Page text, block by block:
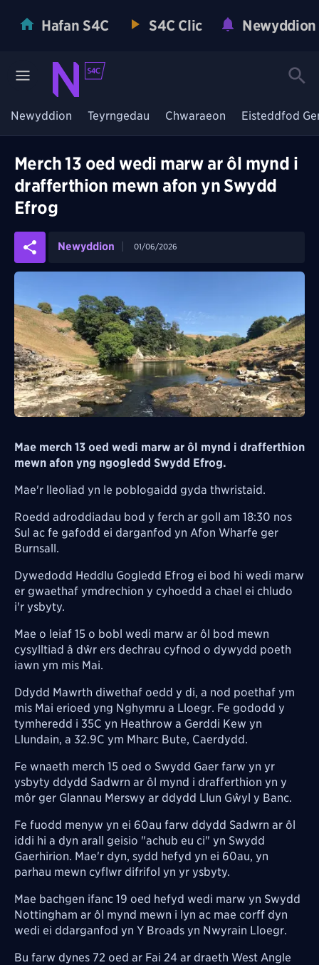
Hafan S4C S4C Clic Newyddion
Newyddion Teyrngedau Chwaraeon Eisteddfod
Merch 13 oed wedi marw ar ôl mynd i
drafferthion mewn afon yn Swydd
Efrog
Newyddion 01/06/2026
Mae merch 13 oed wedi marw ar ôl mynd i drafferthion
mewn afon yng ngogledd Swydd Efrog.
Mae'r lleoliad yn le poblogaidd gyda thwristaid.
Roedd adroddiadau bod y ferch ar goll am 18:30 nos
Sul ac fe gafodd ei darganfod yn Afon Wharfe ger
Burnsall.
Dywedodd Heddlu Gogledd Efrog ei bod hi wedi marw
er gwaethaf ymdrechion y cyhoedd a chael ei chludo
i'r ysbyty.
Mae o leiaf 15 o bobl wedi marw ar ôl bod mewn
cysylltiad â dŵr ers dechrau cyfnod o dywydd poeth
iawn ym mis Mai.
Ddydd Mawrth diwethaf oedd y di, a nod poethaf ym
mis Mai erioed yng Nghymru a Lloegr. Fe gododd y
tymheredd i 35C yn Heathrow a Gerddi Kew yn
Llundain, a 32.9C ym Mharc Bute, Caerdydd.
Fe wnaeth merch 15 oed o Swydd Gaer farw yn yr
ysbyty ddydd Sadwrn ar ôl mynd i drafferthion yn y
môr ger Glannau Merswy ar ddydd Llun Gŵyl y Banc.
Fe fuodd menyw yn ei 60au farw ddydd Sadwrn ar ôl
iddi hi a dyn arall geisio "achub eu ci" yn Swydd
Gaerhirion. Mae'r dyn, sydd hefyd yn ei 60au, yn
parhau mewn cyflwr difrifol yn yr ysbyty.
Mae bachgen ifanc 19 oed hefyd wedi marw yn Swydd
Nottingham ar ôl mynd mewn i lyn ac mae corff dyn
wedi ei ddarganfod yn Y Broads yn Nwyrain Lloegr.
Bu farw dynes 72 oed ar Fai 24 ar draeth West Angle